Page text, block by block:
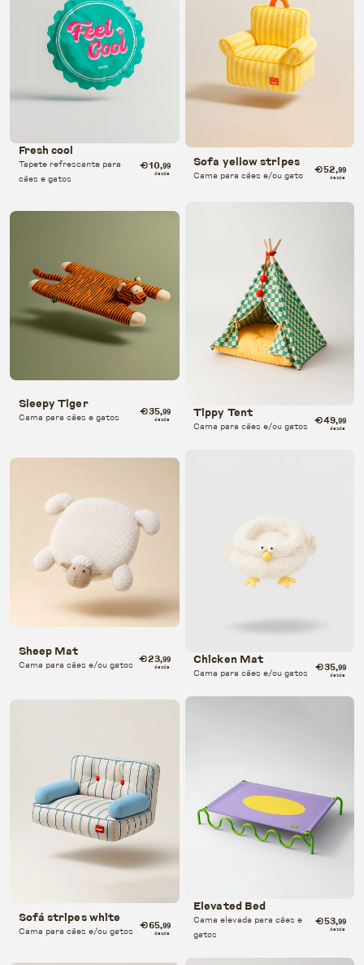
Fresh cool
Tapete refrescante para
cães e gatos
desde
€10,99 Sofa yellow stripes
Cama para cães e/ou gato desde
€52,99
Sleepy Tiger
Cama para cães e gatos desde
€35,99 Tippy Tent
Cama para cães e/ou gatos desde
€49,99
Sheep Mat
Cama para cães e/ou gatos desde
€23,99 Chicken Mat
Cama para cães e/ou gatos desde
€35,99
Sofá stripes white
Cama para cães e/ou gatos desde
€65,99
Elevated Bed
Cama elevada para cães e
gatos
desde
€53,99